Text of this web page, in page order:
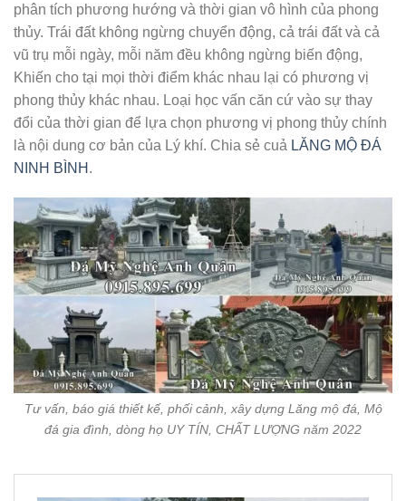
phân tích phương hướng và thời gian vô hình của phong
thủy. Trái đất không ngừng chuyển động, cả trái đất và cả
vũ trụ mỗi ngày, mỗi năm đều không ngừng biến động,
Khiến cho tại mọi thời điểm khác nhau lại có phương vị
phong thủy khác nhau. Loại học vấn căn cứ vào sự thay
đổi của thời gian để lựa chọn phương vị phong thủy chính
là nội dung cơ bản của Lý khí. Chia sẻ cuả LĂNG MỘ ĐÁ
NINH BÌNH .
Tư vấn, báo giá thiết kế, phối cảnh, xây dựng Lăng mộ đá, Mộ
đá gia đình, dòng họ UY TÍN, CHẤT LƯỢNG năm 2022